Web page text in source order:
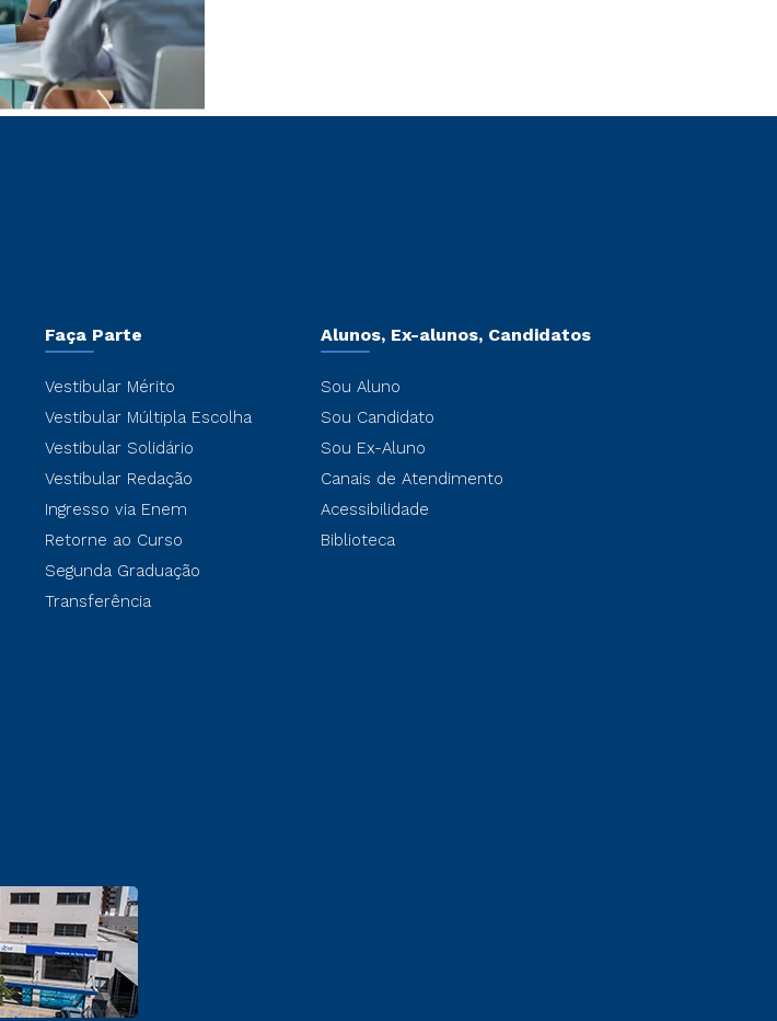
Faça Parte
Vestibular Mérito
Vestibular Múltipla Escolha
Vestibular Solidário
Vestibular Redação
Ingresso via Enem
Retorne ao Curso
Segunda Graduação
Transferência
Alunos, Ex-alunos, Candidatos
Sou Aluno
Sou Candidato
Sou Ex-Aluno
Canais de Atendimento
Acessibilidade
Biblioteca